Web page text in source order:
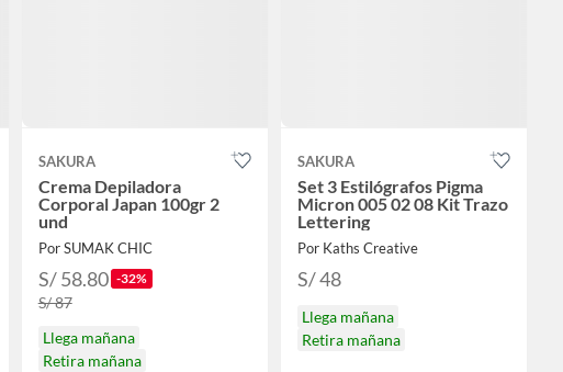
SAKURA
Crema Depiladora
Corporal Japan 100gr 2
und
Por SUMAK CHIC
S/ 58.80 -32%
S/ 87
Llega mañana
Retira mañana
SAKURA
Set 3 Estilógrafos Pigma
Micron 005 02 08 Kit Trazo
Lettering
Por Kaths Creative
S/ 48
Llega mañana
Retira mañana